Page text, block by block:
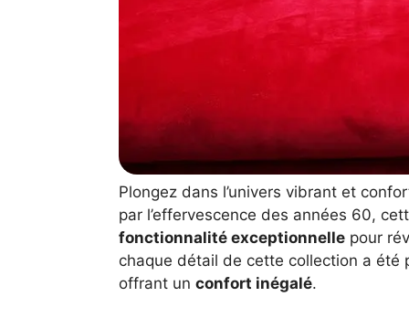
Plongez dans l’univers vibrant et
par l’effervescence des années 60,
fonctionnalité exceptionnellepour
chaque détail de cette collection a été
offrant un confort inégalé.